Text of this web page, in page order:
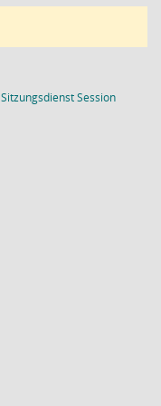
SitzungsdienstSession(Wird in